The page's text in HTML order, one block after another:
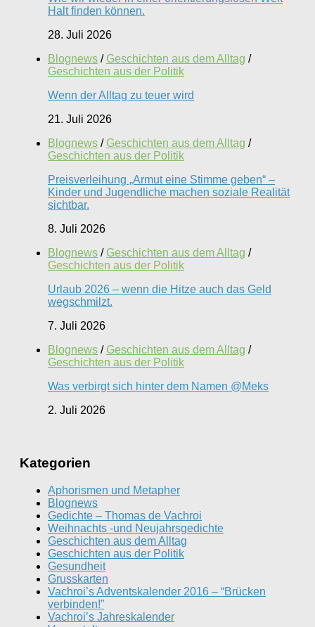
Halt finden können.
28. Juli 2026
Blognews / Geschichten aus dem Alltag /
Geschichten aus der Politik
Wenn der Alltag zu teuer wird
21. Juli 2026
Blognews / Geschichten aus dem Alltag /
Geschichten aus der Politik
Preisverleihung „Armut eine Stimme geben“ –
Kinder und Jugendliche machen soziale Realität
sichtbar.
8. Juli 2026
Blognews / Geschichten aus dem Alltag /
Geschichten aus der Politik
Urlaub 2026 – wenn die Hitze auch das Geld
wegschmilzt.
7. Juli 2026
Blognews / Geschichten aus dem Alltag /
Geschichten aus der Politik
Was verbirgt sich hinter dem Namen @Meks
2. Juli 2026
Kategorien
Aphorismen und Metapher
Blognews
Gedichte – Thomas de Vachroi
Weihnachts -und Neujahrsgedichte
Geschichten aus dem Alltag
Geschichten aus der Politik
Gesundheit
Grusskarten
Vachroi’s Adventskalender 2016 – “Brücken
verbinden!”
Vachroi’s Jahreskalender